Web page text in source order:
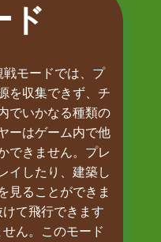
ド
モードでは、プ
を収集できず、チ
でいかなる種類の
ーはゲーム内で他
できません。プレ
イしたり、建築し
見ることができま
て飛行できます
ん。このモード